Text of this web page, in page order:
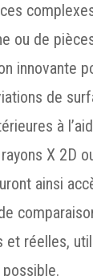
ou de
innovante
de
à
X 2D
ainsi
et réelles,